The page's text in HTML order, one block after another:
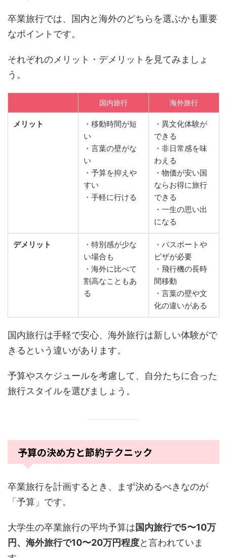
卒業旅行では、国内と海外のどちらを選ぶかも重要
なポイントです。
それぞれのメリット・デメリットを見てみましょ
う。
国内旅行 海外旅行
メリット
・移動時間が短
い
・言葉の壁がな
い
・予算を抑えや
すい
・手軽に行ける
・異文化体験が
できる
・非日常感を味
わえる
・物価が安い国
ならお得に旅行
できる
・一生の思い出
になる
デメリット
・特別感が少な
い場合も
・海外に比べて
割高なこともあ
る
・パスポートや
ビザが必要
・飛行機の長時
間移動
・言葉の壁や文
化の違いがある
国内旅行は手軽で安心、海外旅行は新しい体験がで
きるという違いがあります。
予算やスケジュールを考慮して、自分たちに合った
旅行スタイルを選びましょう。
予算の決め方と節約テクニック
卒業旅行を計画するとき、まず決めるべきなのが
「予算」です。
大学生の卒業旅行の平均予算は国内旅行で5〜10万
円、海外旅行で10〜20万円程度と言われていま